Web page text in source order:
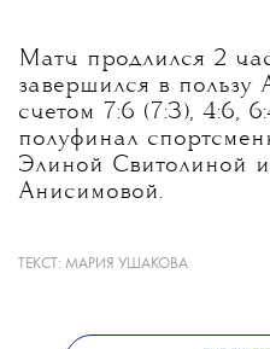
Матч продлился 2
завершился в пользу
счетом 7:6 (7:3), 4:6,
полуфинал
Элиной Свитолиной
Анисимовой.
Александровой 31
ТЕКСТ: МАРИЯ УШАКОВА